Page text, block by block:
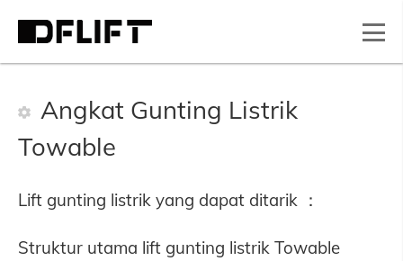
Angkat Gunting Listrik
Towable
Lift gunting listrik yang dapat ditarik ：
Struktur utama lift gunting listrik Towable